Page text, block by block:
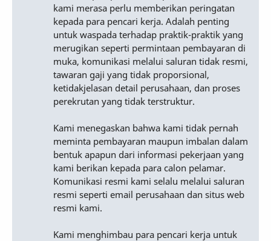
kami merasa perlu memberikan peringatan
kepada para pencari kerja. Adalah penting
untuk waspada terhadap praktik-praktik yang
merugikan seperti permintaan pembayaran di
muka, komunikasi melalui saluran tidak resmi,
tawaran gaji yang tidak proporsional,
ketidakjelasan detail perusahaan, dan proses
perekrutan yang tidak terstruktur.
Kami menegaskan bahwa kami tidak pernah
meminta pembayaran maupun imbalan dalam
bentuk apapun dari informasi pekerjaan yang
kami berikan kepada para calon pelamar.
Komunikasi resmi kami selalu melalui saluran
resmi seperti email perusahaan dan situs web
resmi kami.
Kami menghimbau para pencari kerja untuk